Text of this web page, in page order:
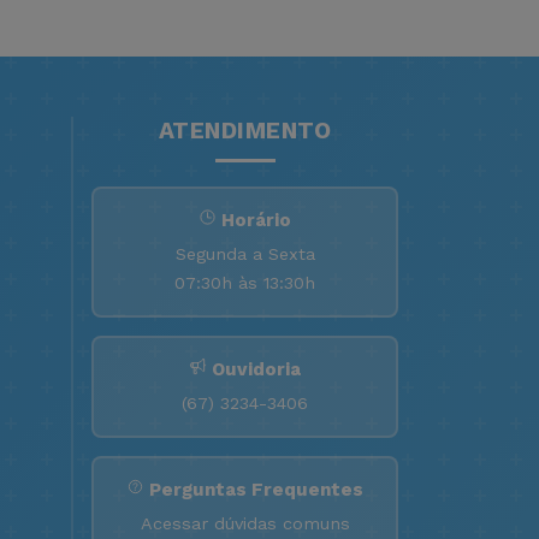
ATENDIMENTO
Horário
Segunda a Sexta
07:30h às 13:30h
Ouvidoria
(67) 3234-3406
Perguntas Frequentes
Acessar dúvidas comuns